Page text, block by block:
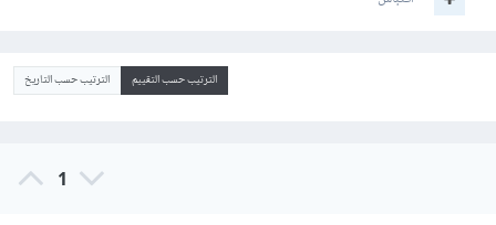
الترتيب حسب التقييم الترتيب حسب التاريخ
1